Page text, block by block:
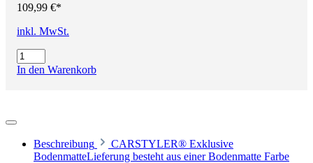
109,99 €*
inkl. MwSt.
In den Warenkorb
Beschreibung
CARSTYLER® Exklusive
BodenmatteLieferung besteht aus einer Bodenmatte Farbe